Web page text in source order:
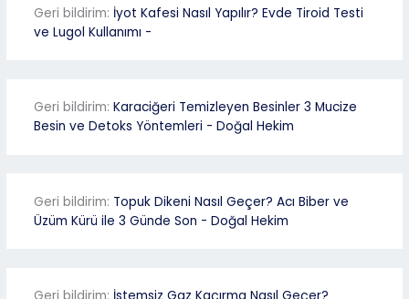
Geri bildirim: İyot Kafesi Nasıl Yapılır? Evde Tiroid Testi
ve Lugol Kullanımı -
Geri bildirim: Karaciğeri Temizleyen Besinler 3 Mucize
Besin ve Detoks Yöntemleri - Doğal Hekim
Geri bildirim: Topuk Dikeni Nasıl Geçer? Acı Biber ve
Üzüm Kürü ile 3 Günde Son - Doğal Hekim